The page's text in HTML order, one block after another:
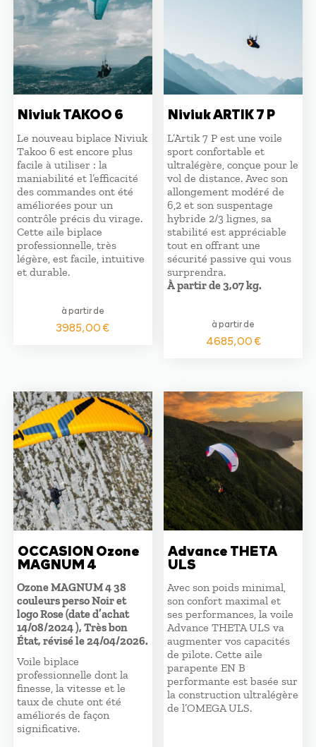
Niviuk TAKOO 6
Le nouveau biplace Niviuk
Takoo 6 est encore plus
facile à utiliser : la
maniabilité et l’efficacité
des commandes ont été
améliorées pour un
contrôle précis du virage.
Cette aile biplace
professionnelle, très
légère, est facile, intuitive
et durable.
à partir de
3985,00€
Niviuk ARTIK 7 P
L’Artik 7 P est une voile
sport confortable et
ultralégère, conçue pour le
vol de distance. Avec son
allongement modéré de
6,2 et son suspentage
hybride 2/3 lignes, sa
stabilité est appréciable
tout en offrant une
sécurité passive qui vous
surprendra.
À partir de 3,07 kg.
à partir de
4685,00€
OCCASION Ozone
MAGNUM 4
Ozone MAGNUM 4 38
couleurs perso Noir et
logo Rose (date d’achat
14/08/2024 ), Très bon
État, révisé le 24/04/2026.
Voile biplace
professionnelle dont la
finesse, la vitesse et le
taux de chute ont été
améliorés de façon
significative.
Advance THETA
ULS
Avec son poids minimal,
son confort maximal et
ses performances, la voile
Advance THETA ULS va
augmenter vos capacités
de pilote. Cette aile
parapente EN B
performante est basée sur
la construction ultralégère
de l’OMEGA ULS.